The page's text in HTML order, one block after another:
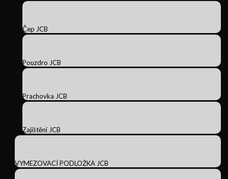
Čep JCB
Pouzdro JCB
Prachovka JCB
Zajištění JCB
VYMEZOVACÍ PODLOŽKA JCB